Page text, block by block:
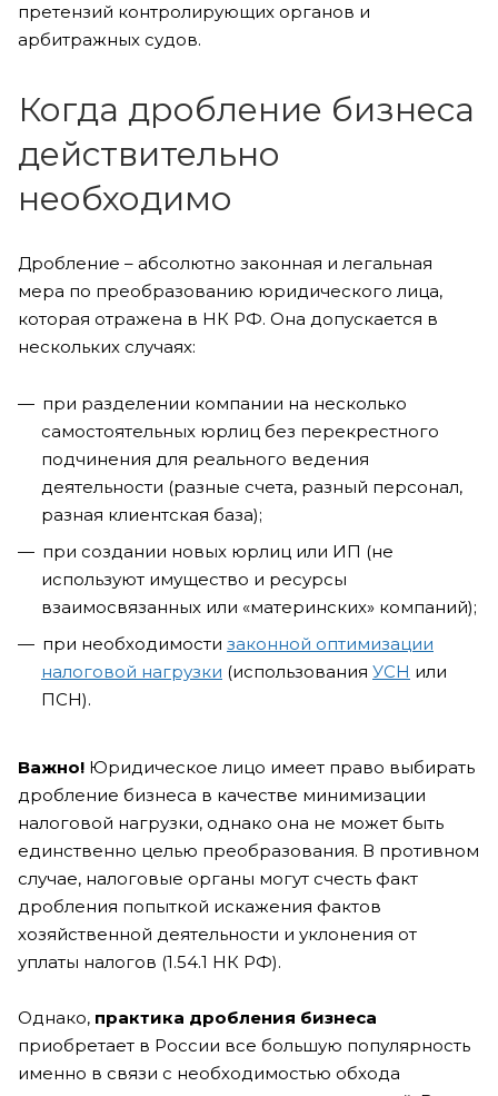
претензий контролирующих органов и
арбитражных судов.
Когда дробление бизнеса
действительно
необходимо
Дробление – абсолютно законная и легальная
мера по преобразованию юридического лица,
которая отражена в НК РФ. Она допускается в
нескольких случаях:
при разделении компании на несколько
самостоятельных юрлиц без перекрестного
подчинения для реального ведения
деятельности (разные счета, разный персонал,
разная клиентская база);
при создании новых юрлиц или ИП (не
используют имущество и ресурсы
взаимосвязанных или «материнских» компаний);
при необходимости законной оптимизации
налоговой нагрузки (использования УСН или
ПСН).
Важно! Юридическое лицо имеет право выбирать
дробление бизнеса в качестве минимизации
налоговой нагрузки, однако она не может быть
единственно целью преобразования. В противном
случае, налоговые органы могут счесть факт
дробления попыткой искажения фактов
хозяйственной деятельности и уклонения от
уплаты налогов (1.54.1 НК РФ).
Однако, практика дробления бизнеса
приобретает в России все большую популярность
именно в связи с необходимостью обхода